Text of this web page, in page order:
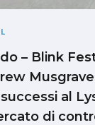
– Blink
al
di